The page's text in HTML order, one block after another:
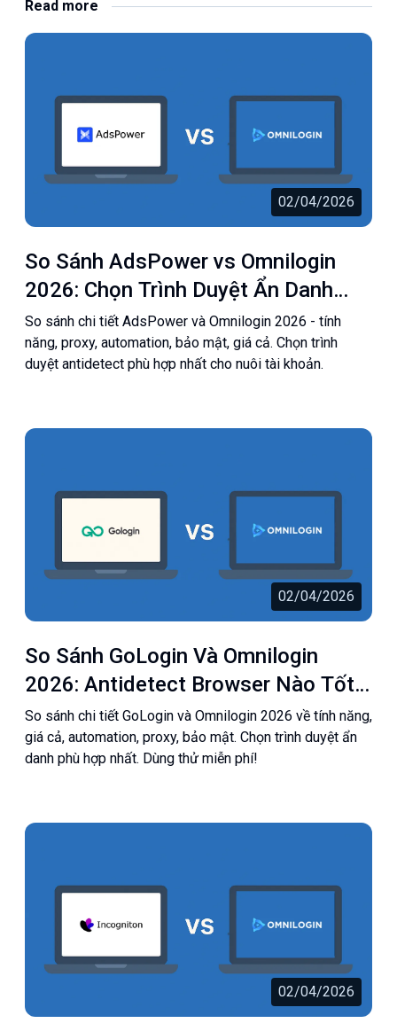
Read more
02/04/2026
So Sánh AdsPower vs Omnilogin
2026: Chọn Trình Duyệt Ẩn Danh
Nào Tốt Nhất?
So sánh chi tiết AdsPower và Omnilogin 2026 - tính
năng, proxy, automation, bảo mật, giá cả. Chọn trình
duyệt antidetect phù hợp nhất cho nuôi tài khoản.
02/04/2026
So Sánh GoLogin Và Omnilogin
2026: Antidetect Browser Nào Tốt
Hơn?
So sánh chi tiết GoLogin và Omnilogin 2026 về tính năng,
giá cả, automation, proxy, bảo mật. Chọn trình duyệt ẩn
danh phù hợp nhất. Dùng thử miễn phí!
02/04/2026